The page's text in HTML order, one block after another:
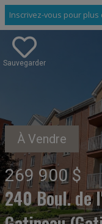
Inscrivez-vous pour plus
Sauvegarder
À Vendre
269 900 $
240 Boul. de